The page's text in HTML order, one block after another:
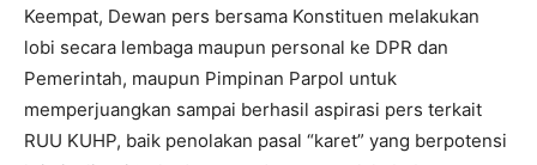
Keempat, Dewan pers bersama Konstituen melakukan
lobi secara lembaga maupun personal ke DPR dan
Pemerintah, maupun Pimpinan Parpol untuk
memperjuangkan sampai berhasil aspirasi pers terkait
RUU KUHP, baik penolakan pasal “karet” yang berpotensi